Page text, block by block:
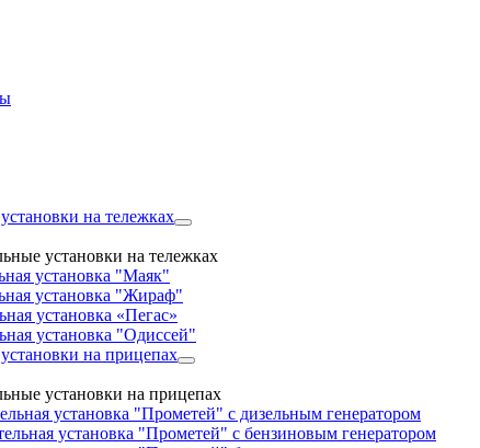
на тележках
установки на тележках
установка "Маяк"
установка "Жираф"
установка «Пегас»
установка "Одиссей"
на прицепах
установки на прицепах
установка "Прометей" с дизельным генератором
установка "Прометей" с бензиновым генератором